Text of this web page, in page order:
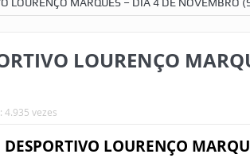
LOURENÇO
4.935 vezes
LOURENÇO